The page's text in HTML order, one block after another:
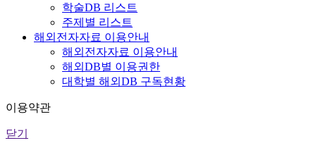
학술DB 리스트
주제별 리스트
해외전자자료 이용안내
해외전자자료 이용안내
해외DB별 이용권한
대학별 해외DB 구독현황
이용약관
닫기